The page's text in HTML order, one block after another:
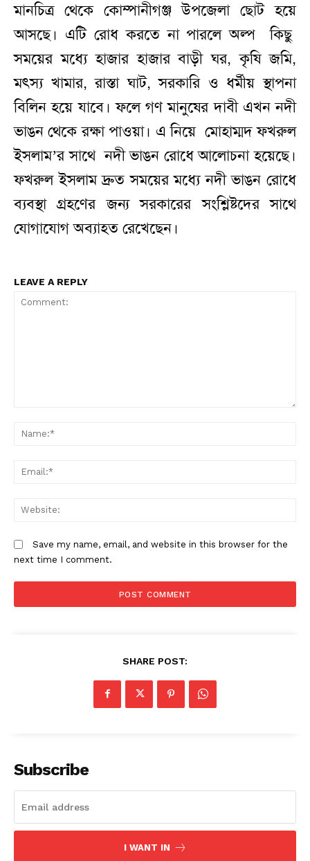
মানচিত্র থেকে কোম্পানীগঞ্জ উপজেলা ছোট হয়ে
আসছে। এটি রোধ করতে না পারলে অল্প কিছু
সময়ের মধ্যে হাজার হাজার বাড়ী ঘর, কৃষি জমি,
মৎস্য খামার, রাস্তা ঘাট, সরকারি ও ধর্মীয় স্থাপনা
বিলিন হয়ে যাবে। ফলে গণ মানুষের দাবী এখন নদী
ভাঙন থেকে রক্ষা পাওয়া। এ নিয়ে মোহাম্মদ ফখরুল
ইসলাম’র সাথে নদী ভাঙন রোধে আলোচনা হয়েছে।
ফখরুল ইসলাম দ্রুত সময়ের মধ্যে নদী ভাঙন রোধে
ব্যবস্থা গ্রহণের জন্য সরকারের সংশ্লিষ্টদের সাথে
যোগাযোগ অব্যাহত রেখেছেন।
LEAVE A REPLY
Save my name, email, and website in this browser for the
next time I comment.
SHARE POST:
Subscribe
I WANT IN